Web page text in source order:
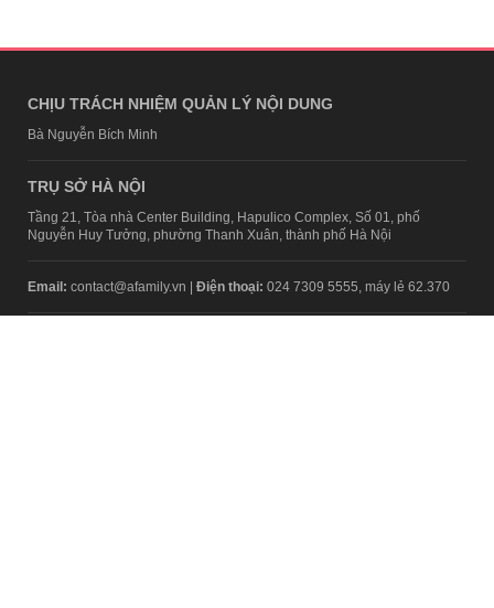
CHỊU TRÁCH NHIỆM QUẢN LÝ NỘI DUNG
Bà Nguyễn Bích Minh
TRỤ SỞ HÀ NỘI
Tầng 21, Tòa nhà Center Building, Hapulico Complex, Số 01, phố
Nguyễn Huy Tưởng, phường Thanh Xuân, thành phố Hà Nội
Email: contact@afamily.vn | Điện thoại: 024 7309 5555, máy lẻ 62.370